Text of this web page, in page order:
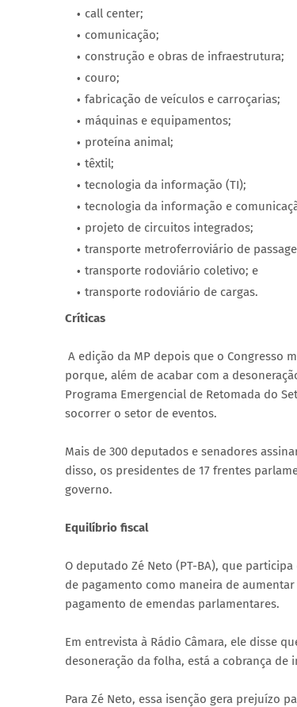
call center;
comunicação;
construção e obras de infraestrutura;
couro;
fabricação de veículos e carroçarias;
máquinas e equipamentos;
proteína animal;
têxtil;
tecnologia da informação (TI);
tecnologia da informação e
projeto de circuitos integrados;
transporte metroferroviário de
transporte rodoviário coletivo; e
transporte rodoviário de cargas.
Críticas
A edição da MP depois que o Congresso
porque, além de acabar com a
Programa Emergencial de Retomada do
socorrer o setor de eventos.
Mais de 300 deputados e senadores
disso, os presidentes de 17 frentes
governo.
Equilíbrio fiscal
O deputado Zé Neto (PT-BA), que
de pagamento como maneira de
pagamento de emendas parlamentares.
Em entrevista à Rádio Câmara, ele disse
desoneração da folha, está a cobrança
Para Zé Neto, essa isenção gera prejuízo